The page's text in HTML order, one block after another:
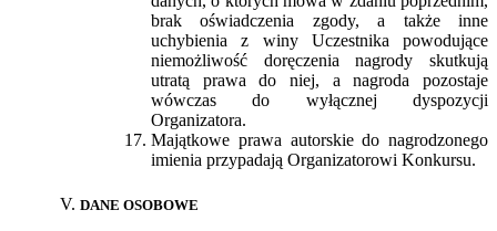
brak oświadczenia zgody, a także inne
uchybienia z winy Uczestnika powodujące
niemożliwość doręczenia nagrody skutkują
utratą prawa do niej, a nagroda pozostaje
wówczas do wyłącznej dyspozycji
Organizatora.
Majątkowe prawa autorskie do nagrodzonego
imienia przypadają Organizatorowi Konkursu.
DANE OSOBOWE